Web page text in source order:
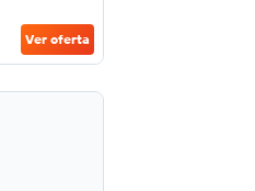
Ver oferta